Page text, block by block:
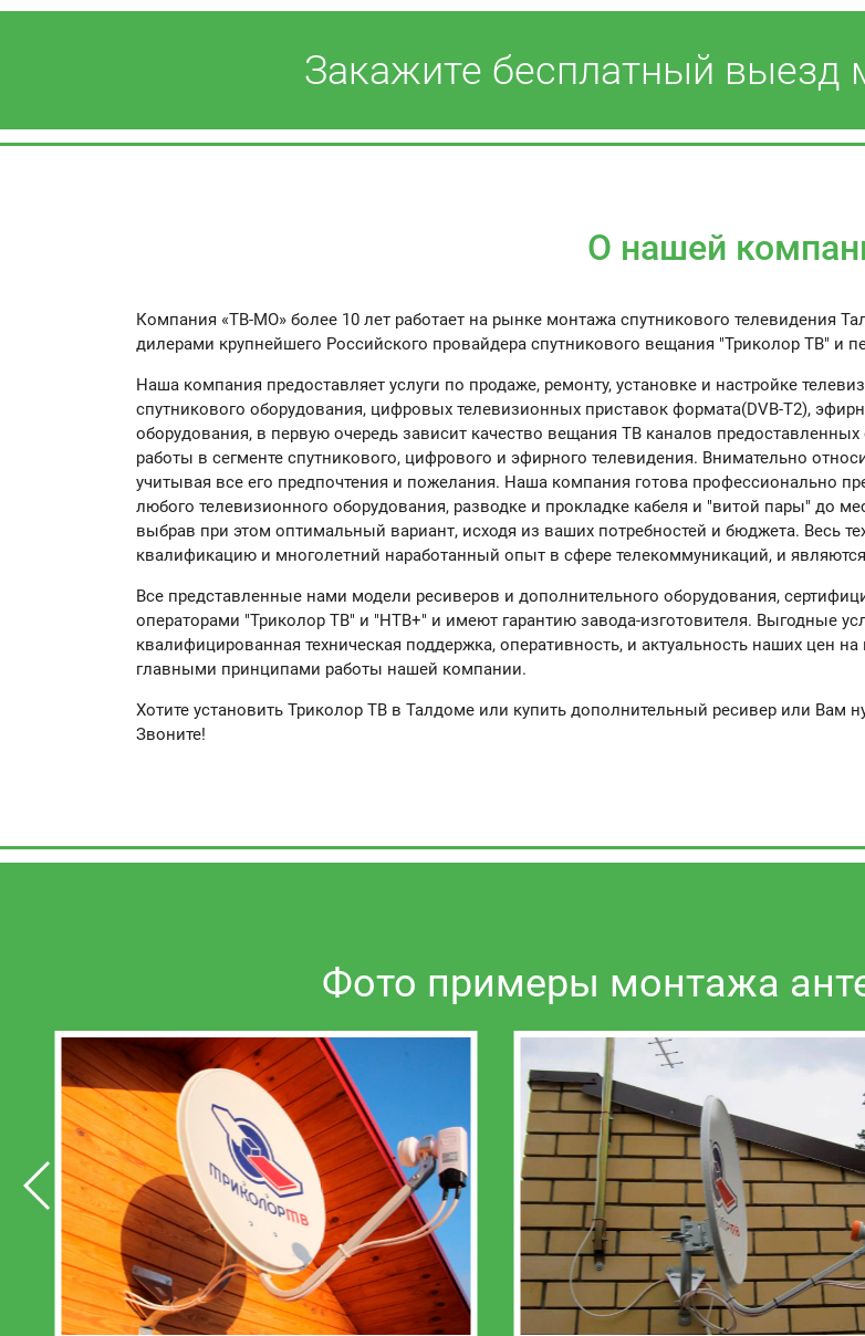
Закажите бесплатный выезд
О нашей
Компания «ТВ-МО» более 10 лет работает на рынке монтажа спутникового
дилерами крупнейшего Российского провайдера спутникового вещания "Триколор ТВ" и
Наша компания предоставляет услуги по продаже, ремонту, установке и настройке
спутникового оборудования, цифровых телевизионных приставок формата(DVB-T2),
оборудования, в первую очередь зависит качество вещания ТВ каналов
работы в сегменте спутникового, цифрового и эфирного телевидения. Внимательно
учитывая все его предпочтения и пожелания. Наша компания готова профессионально
любого телевизионного оборудования, разводке и прокладке кабеля и "витой пары" до
выбрав при этом оптимальный вариант, исходя из ваших потребностей и бюджета. Весь
квалификацию и многолетний наработанный опыт в сфере телекоммуникаций, и
Все представленные нами модели ресиверов и дополнительного оборудования,
операторами "Триколор ТВ" и "НТВ+" и имеют гарантию завода-изготовителя. Выгодные
квалифицированная техническая поддержка, оперативность, и актуальность наших цен
главными принципами работы нашей компании.
Хотите установить Триколор ТВ в Талдоме или купить дополнительный ресивер или Вам
Звоните!
Фото примеры монтажа